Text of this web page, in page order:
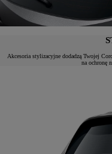
Akcesoria stylizacyjne dodadzą Twojej
na ochronę